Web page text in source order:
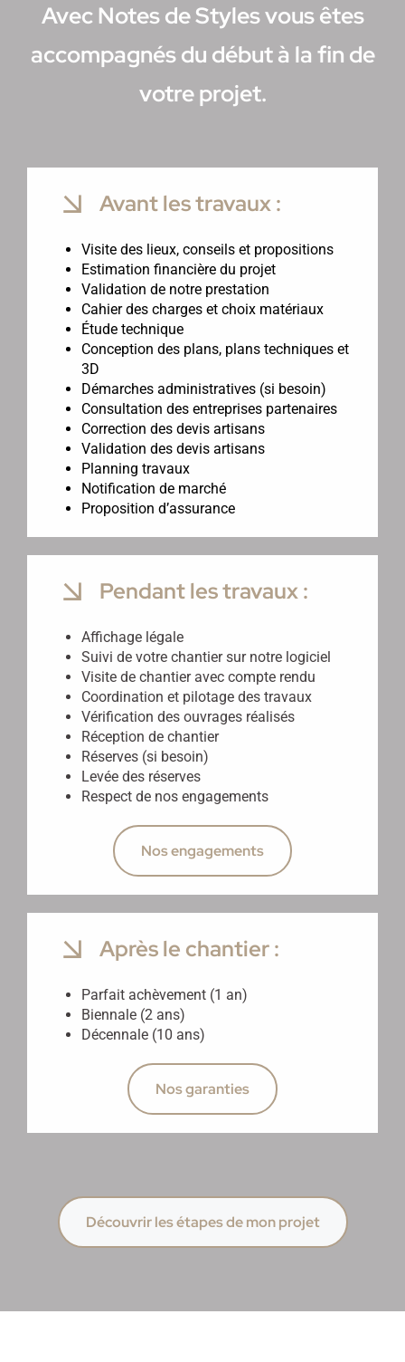
Avec Notes de Styles vous êtes
accompagnés du début à la fin de
votre projet.
Avant les travaux :
Visite des lieux, conseils et propositions
Estimation financière du projet
Validation de notre prestation
Cahier des charges et choix matériaux
Étude technique
Conception des plans, plans techniques et
3D
Démarches administratives (si besoin)
Consultation des entreprises partenaires
Correction des devis artisans
Validation des devis artisans
Planning travaux
Notification de marché
Proposition d’assurance
Pendant les travaux :
Affichage légale
Suivi de votre chantier sur notre logiciel
Visite de chantier avec compte rendu
Coordination et pilotage des travaux
Vérification des ouvrages réalisés
Réception de chantier
Réserves (si besoin)
Levée des réserves
Respect de nos engagements
Nos engagements
Après le chantier :
Parfait achèvement (1 an)
Biennale (2 ans)
Décennale (10 ans)
Nos garanties
Découvrir les étapes de mon projet